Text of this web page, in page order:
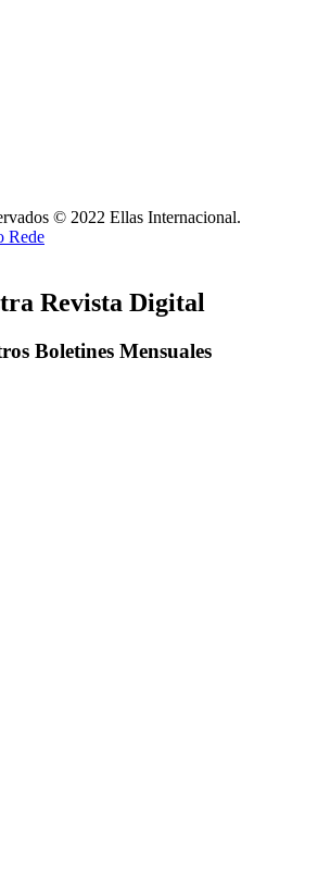
© 2022 Ellas Internacional.
Rede
Revista Digital
Boletines Mensuales